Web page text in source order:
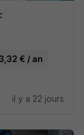
€ / an
il y a 22 jours